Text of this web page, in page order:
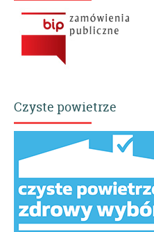
Czyste powietrze